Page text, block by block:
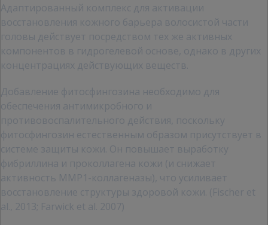
Адаптированный комплекс для активации
восстановления кожного барьера волосистой части
головы действует посредством тех же активных
компонентов в гидрогелевой основе, однако в других
концентрациях действующих веществ.
Добавление фитосфингозина необходимо для
обеспечения антимикробного и
противовоспалительного действия, поскольку
фитосфингозин естественным образом присутствует в
системе защиты кожи. Он повышает выработку
фибриллина и проколлагена кожи (и снижает
активность MMP1-коллагеназы), что усиливает
восстановление структуры здоровой кожи. (Fischer et
al., 2013; Farwick et al. 2007)